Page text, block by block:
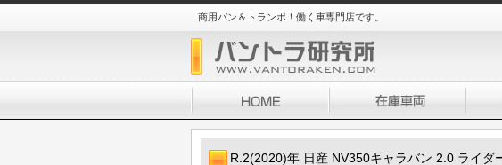
商用バン＆トランポ！働く車専門店です。
R.2(2020)年 日産 NV350キャラバン 2.0 ライ